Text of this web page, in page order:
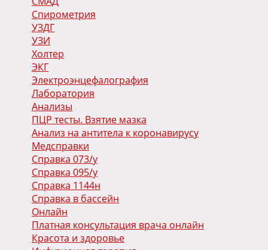
Спирометрия
УЗДГ
УЗИ
Холтер
ЭКГ
Электроэнцефалография
Лаборатория
Анализы
ПЦР тесты. Взятие мазка
Анализ на антитела к коронавирусу
Медсправки
Справка 073/у
Справка 095/у
Справка 1144н
Справка в бассейн
Онлайн
Платная консультация врача онлайн
Красота и здоровье